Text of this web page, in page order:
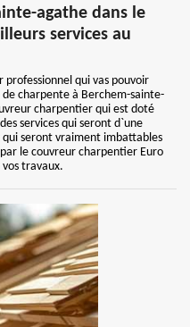
agathe dans le
services au
qui vas pouvoir
charpente à Berchem-sainte-
charpentier qui est doté
services qui seront d`une
seront vraiment imbattables
le couvreur charpentier Euro
travaux.